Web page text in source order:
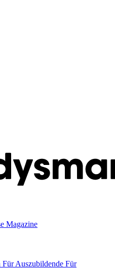
Magazine
Für Auszubildende Für